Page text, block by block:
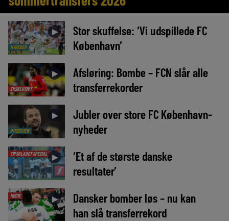
NYHEDER
►
Stor skuffelse: ‘Vi udspillede FC
København’
EKSKLUSIVT
►
Afsløring: Bombe – FCN slår alle
transferrekorder
INTERVIEW
►
Jubler over store FC København-
nyheder
TIPSBLADET SPECIAL ►
‘Et af de største danske
resultater’
MEDIE ►
Dansker bomber løs – nu kan
han slå transferrekord